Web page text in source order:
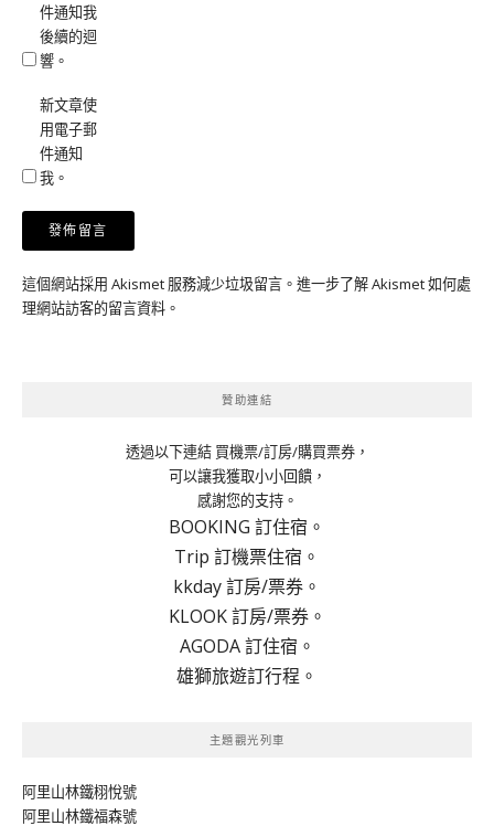
件通知我
後續的迴
響。
新文章使
用電子郵
件通知
我。
這個網站採用 Akismet 服務減少垃圾留言。 進一步了解 Akismet 如何處
理網站訪客的留言資料 。
贊助連結
透過以下連結 買機票/訂房/購買票券，
可以讓我獲取小小回饋，
感謝您的支持。
BOOKING 訂住宿。
Trip 訂機票住宿。
kkday 訂房/票券。
KLOOK 訂房/票券。
AGODA 訂住宿。
雄獅旅遊訂行程。
主題觀光列車
阿里山林鐵栩悅號
阿里山林鐵福森號